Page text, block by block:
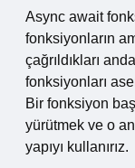
Async await
fonksiyonların
çağrıldıkları
fonksiyonları
Bir fonksiyon
yürütmek ve o
yapıyı kullanırız.